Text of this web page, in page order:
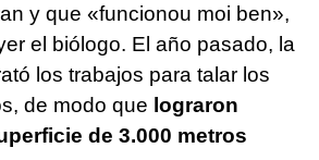
y que «funcionou moi ben»,
el biólogo. El año pasado, la
los trabajos para talar los
de modo que lograron
de 3.000 metros